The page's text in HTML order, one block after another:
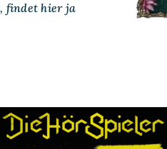
findet hier ja